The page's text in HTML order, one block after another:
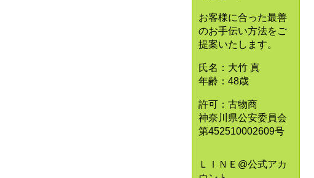
お客様に合った最善
のお手伝い方法をご
提案いたします。
氏名：大竹 真
年齢：48歳
許可：古物商
神奈川県公安委員会
第452510002609号
ＬＩＮＥ@公式アカ